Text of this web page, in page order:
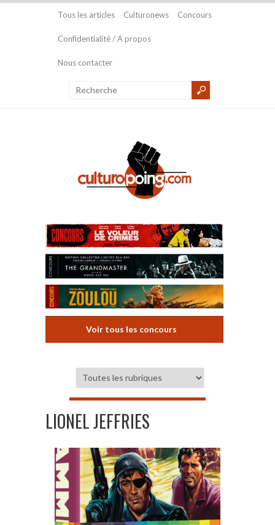
Tous les articles Culturonews Concours
Confidentialité / A propos
Nous contacter
Voir tous les concours
LIONEL JEFFRIES